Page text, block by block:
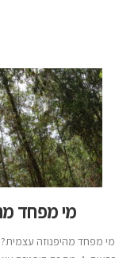
מי מפחד
מי מפחד מהיפנוזה